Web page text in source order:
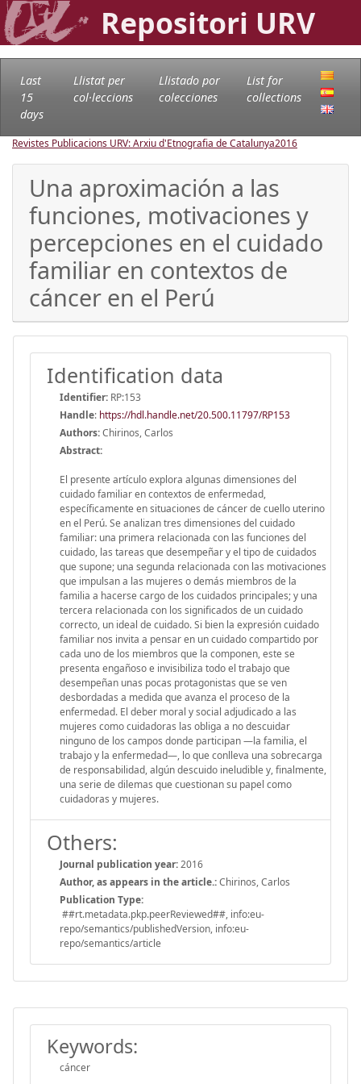
Repositori URV
Last
15
days
Llistat per
col·leccions
Llistado por
colecciones
List for
collections
Revistes Publicacions URV: Arxiu d'Etnografia de Catalunya2016
Una aproximación a las
funciones, motivaciones y
percepciones en el cuidado
familiar en contextos de
cáncer en el Perú
Identification data
Identifier: RP:153
Handle: https://hdl.handle.net/20.500.11797/RP153
Authors:Chirinos, Carlos
Abstract:
El presente artículo explora algunas dimensiones del
cuidado familiar en contextos de enfermedad,
específicamente en situaciones de cáncer de cuello uterino
en el Perú. Se analizan tres dimensiones del cuidado
familiar: una primera relacionada con las funciones del
cuidado, las tareas que desempeñar y el tipo de cuidados
que supone; una segunda relacionada con las motivaciones
que impulsan a las mujeres o demás miembros de la
familia a hacerse cargo de los cuidados principales; y una
tercera relacionada con los significados de un cuidado
correcto, un ideal de cuidado. Si bien la expresión cuidado
familiar nos invita a pensar en un cuidado compartido por
cada uno de los miembros que la componen, este se
presenta engañoso e invisibiliza todo el trabajo que
desempeñan unas pocas protagonistas que se ven
desbordadas a medida que avanza el proceso de la
enfermedad. El deber moral y social adjudicado a las
mujeres como cuidadoras las obliga a no descuidar
ninguno de los campos donde participan —la familia, el
trabajo y la enfermedad—, lo que conlleva una sobrecarga
de responsabilidad, algún descuido ineludible y, finalmente,
una serie de dilemas que cuestionan su papel como
cuidadoras y mujeres.
Others:
Journal publication year:2016
Author, as appears in the article.:Chirinos, Carlos
Publication Type:
##rt.metadata.pkp.peerReviewed##, info:eu-
repo/semantics/publishedVersion, info:eu-
repo/semantics/article
Keywords:
cáncer